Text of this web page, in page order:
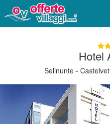
Hotel
Selinunte -